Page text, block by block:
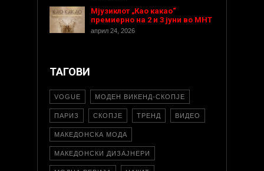
Мјузиклот „Као какао“
премиерно на 2 и 3 јуни во МНТ
април 24, 2026
ТАГОВИ
VOGUE МОДЕН ВИКЕНД-СКОПЈЕ
ПАРИЗ СКОПЈЕ ТРЕНД ВИДЕО
МАКЕДОНСКА МОДА
МАКЕДОНСКИ ДИЗАЈНЕРИ